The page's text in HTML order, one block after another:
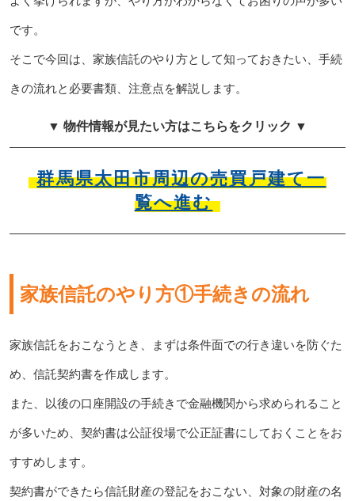
です。
そこで今回は、家族信託のやり方として知っておきたい、手続
きの流れと必要書類、注意点を解説します。
▼ 物件情報が見たい方はこちらをクリック ▼
群馬県太田市周辺の売買戸建て一
覧へ進む
家族信託のやり方①手続きの流れ
家族信託をおこなうとき、まずは条件面での行き違いを防ぐた
め、信託契約書を作成します。
また、以後の口座開設の手続きで金融機関から求められること
が多いため、契約書は公証役場で公正証書にしておくことをお
すすめします。
契約書ができたら信託財産の登記をおこない、対象の財産の名